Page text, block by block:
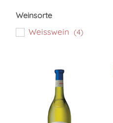
Weinsorte
Weisswein (4)